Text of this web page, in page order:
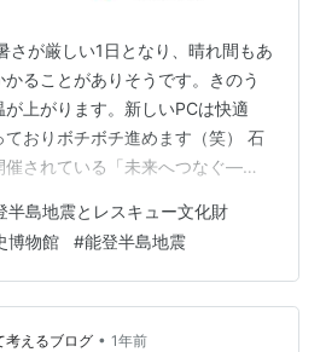
さが厳しい1日となり、晴れ間もあ
ることがありそうです。きのう
上がります。新しいPCは快適
おりボチボチ進めます（笑） 石
催されている「未来へつなぐ―能
化財に焦点を当てた特別展で
半島地震の発生後、手探りで始ま
業の「始まり」に焦点を当てて
ばれるものだけでなく、地域の
語る様々なものが被災現場から
半島地震とレスキュー文化財
博物館 #能登半島地震
考えるブログ • 1年前